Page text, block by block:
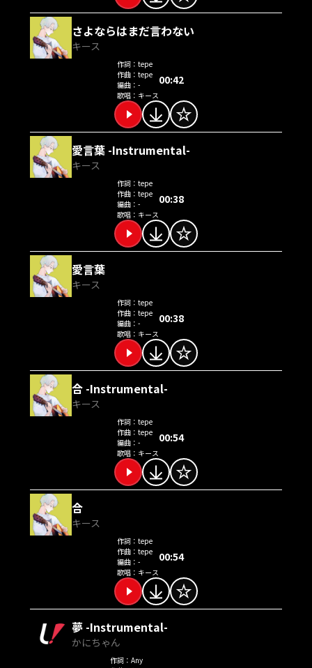
さよならはまだ言わない
キース
作詞：tepe
作曲：tepe
編曲：-
歌唱： キース
00:42
愛言葉 -Instrumental-
キース
作詞：tepe
作曲：tepe
編曲：-
歌唱： キース
00:38
愛言葉
キース
作詞：tepe
作曲：tepe
編曲：-
歌唱： キース
00:38
合 -Instrumental-
キース
作詞：tepe
作曲：tepe
編曲：-
歌唱： キース
00:54
合
キース
作詞：tepe
作曲：tepe
編曲：-
歌唱： キース
00:54
夢 -Instrumental-
かにちゃん
作詞：Any